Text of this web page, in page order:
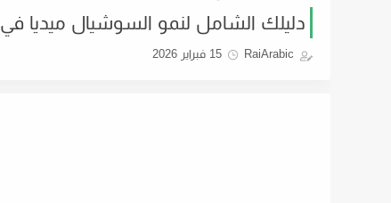
دليلك الشامل لنمو السوشيال ميديا في 2026: لماذا Smm Sharks هو الخيار الأفضل؟
RaiArabic 15 فبراير 2026